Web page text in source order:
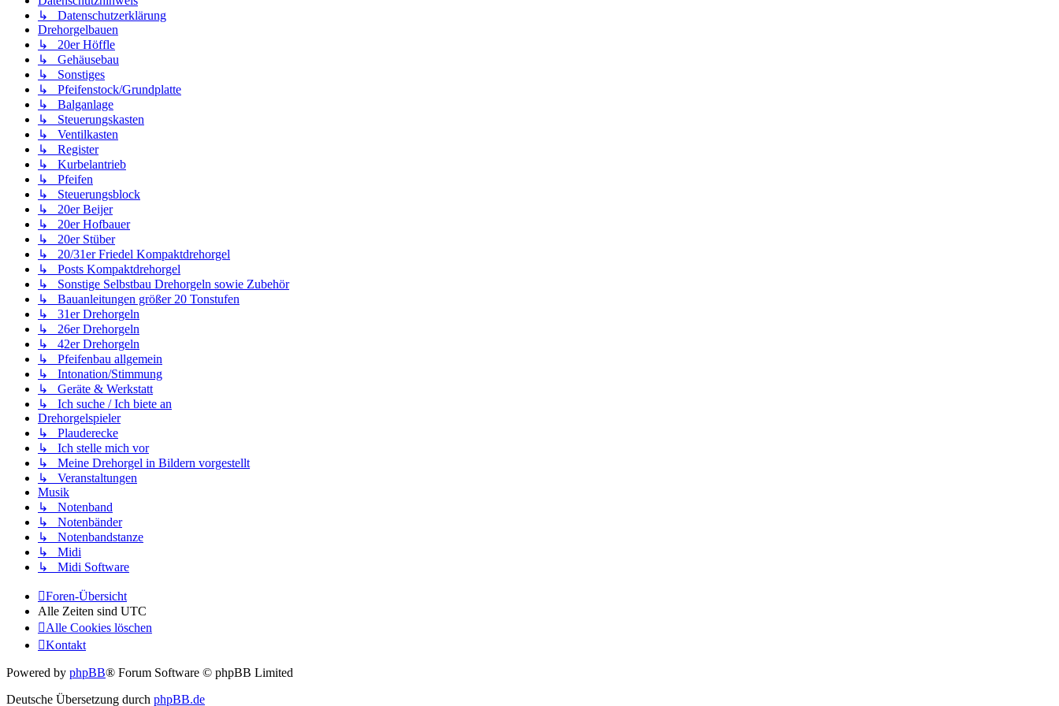
↳ Datenschutzerklärung
Drehorgelbauen
↳ 20er Höffle
↳ Gehäusebau
↳ Sonstiges
↳ Pfeifenstock/Grundplatte
↳ Balganlage
↳ Steuerungskasten
↳ Ventilkasten
↳ Register
↳ Kurbelantrieb
↳ Pfeifen
↳ Steuerungsblock
↳ 20er Beijer
↳ 20er Hofbauer
↳ 20er Stüber
↳ 20/31er Friedel Kompaktdrehorgel
↳ Posts Kompaktdrehorgel
↳ Sonstige Selbstbau Drehorgeln sowie Zubehör
↳ Bauanleitungen größer 20 Tonstufen
↳ 31er Drehorgeln
↳ 26er Drehorgeln
↳ 42er Drehorgeln
↳ Pfeifenbau allgemein
↳ Intonation/Stimmung
↳ Geräte & Werkstatt
↳ Ich suche / Ich biete an
Drehorgelspieler
↳ Plauderecke
↳ Ich stelle mich vor
↳ Meine Drehorgel in Bildern vorgestellt
↳ Veranstaltungen
Musik
↳ Notenband
↳ Notenbänder
↳ Notenbandstanze
↳ Midi
↳ Midi Software
Foren-Übersicht
Alle Zeiten sind UTC
Alle Cookies löschen
Kontakt
Powered by phpBB® Forum Software © phpBB Limited
Deutsche Übersetzung durch phpBB.de